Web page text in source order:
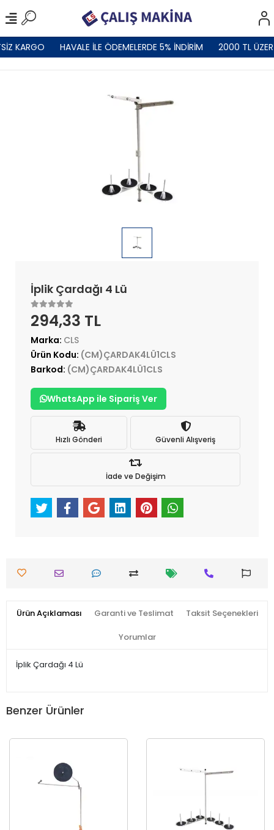
KARGO HAVALE İLE ÖDEMELERDE 5% İNDİRİM 2000 TL
İplik Çardağı 4 Lü
294,33 TL
Marka: CLS
Ürün Kodu: (CM)ÇARDAK4LÜ1CLS
Barkod: (CM)ÇARDAK4LÜ1CLS
WhatsApp ile Sipariş Ver
Hızlı Gönderi Güvenli Alışveriş
İade ve Değişim
Ürün Açıklaması Garanti ve Teslimat Taksit Seçenekleri
Yorumlar
İplik Çardağı 4 Lü
Benzer Ürünler